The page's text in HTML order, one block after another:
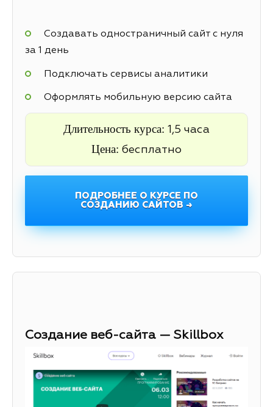
Создавать одностраничный сайт с нуля
за 1 день
Подключать сервисы аналитики
Оформлять мобильную версию сайта
Длительность курса: 1,5 часа
Цена: бесплатно
ПОДРОБНЕЕ О КУРСЕ ПО
СОЗДАНИЮ САЙТОВ →
Создание веб-сайта — Skillbox